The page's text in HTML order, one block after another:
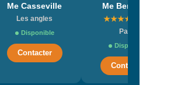
Me Casseville
Les angles
Disponible
Contacter
Me Bendelac
★★★★
Paris
Disponible
Contacter